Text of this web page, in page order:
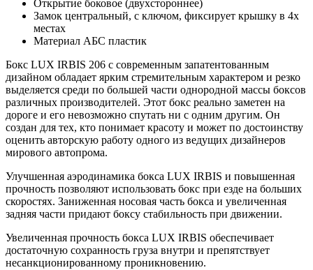
Открытие боковое (двухстороннее)
Замок центральный, с ключом, фиксирует крышку в 4х
местах
Материал АБС пластик
Бокс LUX IRBIS 206 с современным запатентованным
дизайном обладает ярким стремительным характером и резко
выделяется среди по большей части однородной массы боксов
различных производителей. Этот бокс реально заметен на
дороге и его невозможно спутать ни с одним другим. Он
создан для тех, кто понимает красоту и может по достоинству
оценить авторскую работу одного из ведущих дизайнеров
мирового автопрома.
Улучшенная аэродинамика бокса LUX IRBIS и повышенная
прочность позволяют использовать бокс при езде на больших
скоростях. Заниженная носовая часть бокса и увеличенная
задняя части придают боксу стабильность при движении.
Увеличенная прочность бокса LUX IRBIS обеспечивает
достаточную сохранность груза внутри и препятствует
несанкционированному проникновению.